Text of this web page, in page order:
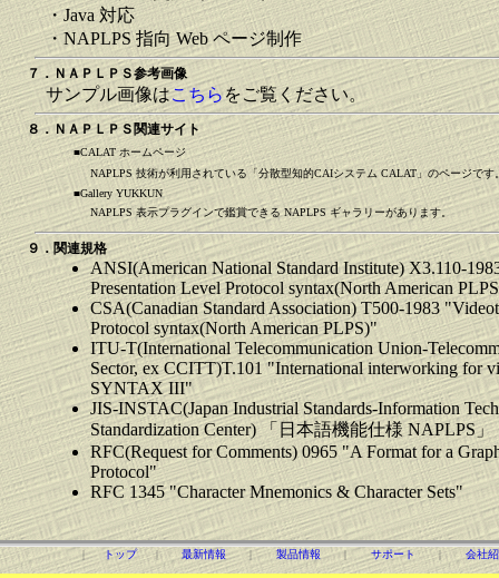
・Java 対応
・NAPLPS 指向 Web ページ制作
７．ＮＡＰＬＰＳ参考画像
サンプル画像はこちらをご覧ください。
８．ＮＡＰＬＰＳ関連サイト
■CALAT ホームページ
NAPLPS 技術が利用されている「分散型知的CAIシステム CALAT」のページです
■Gallery YUKKUN
NAPLPS 表示プラグインで鑑賞できる NAPLPS ギャラリーがあります。
９．関連規格
ANSI(American National Standard Institute) X3.110-
Presentation Level Protocol syntax(North American
CSA(Canadian Standard Association) T500-1983
Protocol syntax(North American PLPS)"
ITU-T(International Telecommunication Union-
Sector, ex CCITT)T.101 "International interworking for
SYNTAX III"
JIS-INSTAC(Japan Industrial Standards-Information
Standardization Center) 「日本語機能仕様 NAPLPS」
RFC(Request for Comments) 0965 "A Format for a
Protocol"
RFC 1345 "Character Mnemonics & Character Sets"
| トップ | 最新情報 | 製品情報 | サポート | 会社